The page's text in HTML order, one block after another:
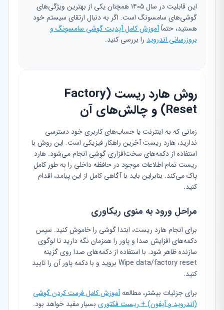
این قابلیت در سال ۱۴۰۵ همچنان یکی از بهترین ویژگی‌های
گوشی‌های سامسونگ است. اگر به دنبال ارتقای سیستم خود
هستید، حتماًآموزش کامل آپدیت گوشی سامسونگ و
بروزرسانی اندروید را بررسی کنید.
روش هارد ریست (Factory
Reset) و چالش‌های آن
زمانی که به اینترنت یا حساب‌های کاربری خود دسترسی
ندارید، هارد ریست آخرین راهکار فیزیکی است. این روش با
استفاده از دکمه‌های سخت‌افزاری گوشی انجام می‌شود. هارد
ریست تمام اطلاعات موجود در حافظه داخلی را به طور کامل
پاک می‌کند. بنابراین باید با آگاهی کامل از این پیامد، اقدام
کنید.
مراحل ورود به منوی ریکاوری
برای انجام هارد ریست، ابتدا گوشی را خاموش کنید. سپس
دکمه‌های افزایش صدا و پاور را همزمان نگه دارید تا لوگوی
سازنده ظاهر شود. با استفاده از دکمه‌های صدا روی گزینه
Wipe data/factory reset بروید و با دکمه پاور آن را تایید
کنید.
برای جزئیات بیشتر، مطالعهآموزش کامل فرمت کردن گوشی
(اندروید و آیفون) + ریست فکتوری بسیار مفید خواهد بود.